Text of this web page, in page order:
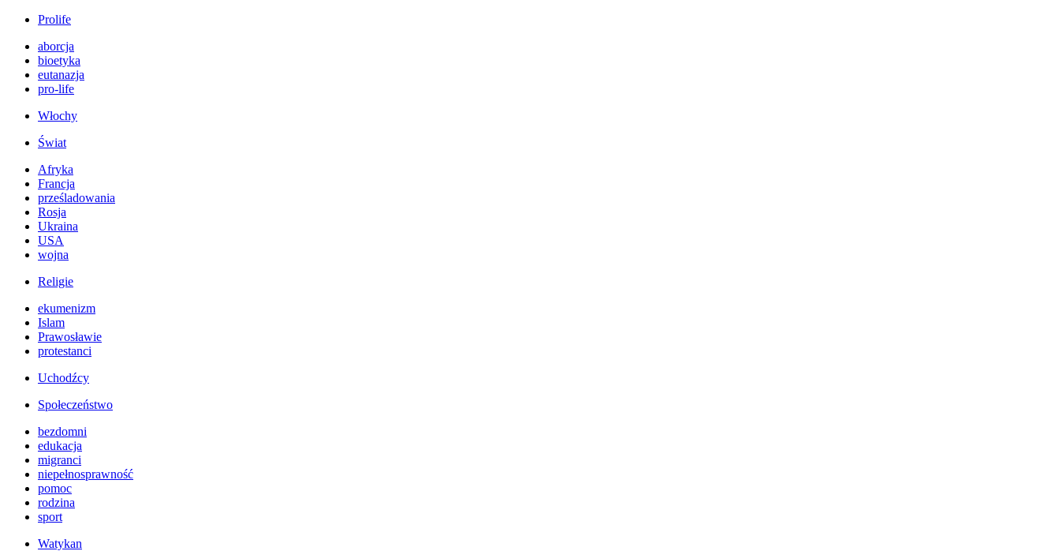
Prolife
aborcja
bioetyka
eutanazja
pro-life
Włochy
Świat
Afryka
Francja
prześladowania
Rosja
Ukraina
USA
wojna
Religie
ekumenizm
Islam
Prawosławie
protestanci
Uchodźcy
Społeczeństwo
bezdomni
edukacja
migranci
niepełnosprawność
pomoc
rodzina
sport
Watykan